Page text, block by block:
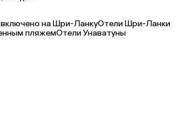
на Шри-ЛанкуОтели Шри-Ланки
пляжемОтели Унаватуны